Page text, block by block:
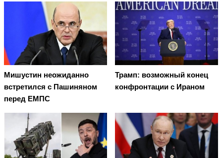
Мишустин неожиданно
встретился с Пашиняном
перед ЕМПС
Трамп: возможный конец
конфронтации с Ираном